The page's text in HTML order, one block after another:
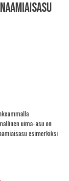
uima-asu on
esimerkiksi